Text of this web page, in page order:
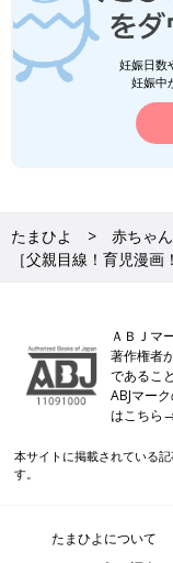
妊娠日数
妊娠中
たまひよ 赤ちゃ
［父親目線！育児漫
ＡＢＪマ
著作権者
であるこ
ABJマー
はこち
本サイトに掲載されている
す。
たまひよについて